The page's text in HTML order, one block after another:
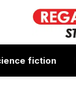
fiction